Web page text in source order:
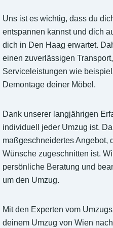
Uns ist es wichtig, dass du
entspannen kannst und dich
dich in Den Haag erwartet.
einen zuverlässigen
Serviceleistungen wie
Demontage deiner Möbel.
Dank unserer langjährigen
individuell jeder Umzug ist.
maßgeschneidertes Angebot,
Wünsche zugeschnitten ist.
persönliche Beratung und
um den Umzug.
Mit den Experten vom
deinem Umzug von Wien